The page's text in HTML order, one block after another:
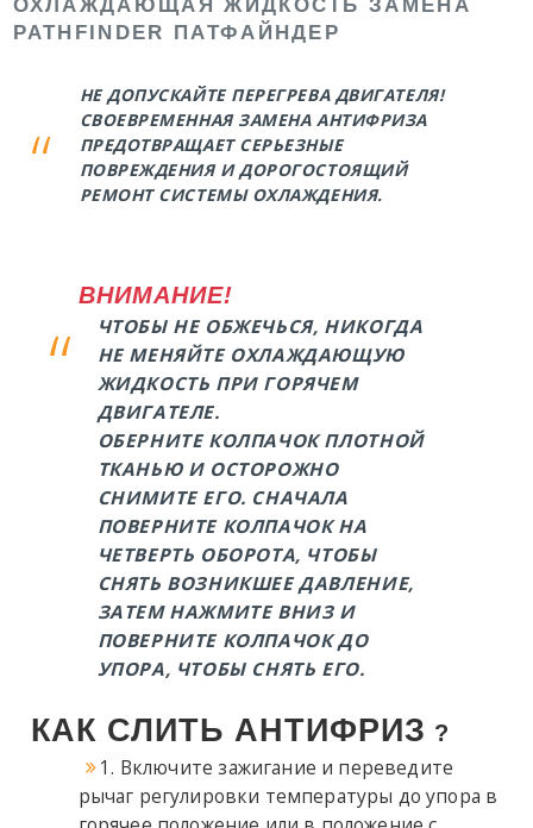
ОХЛАЖДАЮЩАЯ ЖИДКОСТЬ ЗАМЕНА
PATHFINDER ПАТФАЙНДЕР
НЕ ДОПУСКАЙТЕ ПЕРЕГРЕВА ДВИГАТЕЛЯ!
СВОЕВРЕМЕННАЯ ЗАМЕНА АНТИФРИЗА
ПРЕДОТВРАЩАЕТ СЕРЬЕЗНЫЕ
ПОВРЕЖДЕНИЯ И ДОРОГОСТОЯЩИЙ
РЕМОНТ СИСТЕМЫ ОХЛАЖДЕНИЯ.
ВНИМАНИЕ!
ЧТОБЫ НЕ ОБЖЕЧЬСЯ, НИКОГДА
НЕ МЕНЯЙТЕ ОХЛАЖДАЮЩУЮ
ЖИДКОСТЬ ПРИ ГОРЯЧЕМ
ДВИГАТЕЛЕ.
ОБЕРНИТЕ КОЛПАЧОК ПЛОТНОЙ
ТКАНЬЮ И ОСТОРОЖНО
СНИМИТЕ ЕГО. СНАЧАЛА
ПОВЕРНИТЕ КОЛПАЧОК НА
ЧЕТВЕРТЬ ОБОРОТА, ЧТОБЫ
СНЯТЬ ВОЗНИКШЕЕ ДАВЛЕНИЕ,
ЗАТЕМ НАЖМИТЕ ВНИЗ И
ПОВЕРНИТЕ КОЛПАЧОК ДО
УПОРА, ЧТОБЫ СНЯТЬ ЕГО.
КАК СЛИТЬ АНТИФРИЗ ?
1. Включите зажигание и переведите
рычаг регулировки температуры до упора в